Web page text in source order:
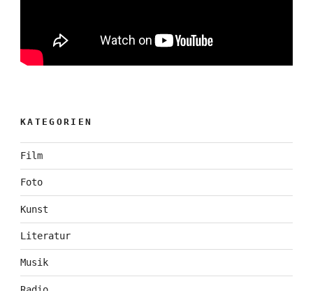
KATEGORIEN
Film
Foto
Kunst
Literatur
Musik
Radio